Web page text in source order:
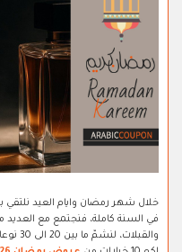
خلال شهر رمضان وايام العيد
في السنة كاملة، فنجتمع مع العديد